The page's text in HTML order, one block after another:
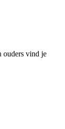
ouders vind je